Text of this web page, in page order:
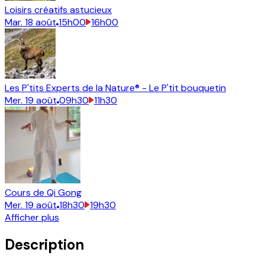
Loisirs créatifs astucieux
Mar. 18 août 15h00 16h00
Les P'tits Experts de la Nature® - Le P'tit bouquetin
Mer. 19 août 09h30 11h30
Cours de Qi Gong
Mer. 19 août 18h30 19h30
Afficher plus
Description